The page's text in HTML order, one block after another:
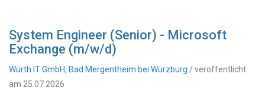
System Engineer (Senior) - Microsoft
Exchange (m/w/d)
Würth IT GmbH, Bad Mergentheim bei Würzburg / veröffentlicht
am 25.07.2026